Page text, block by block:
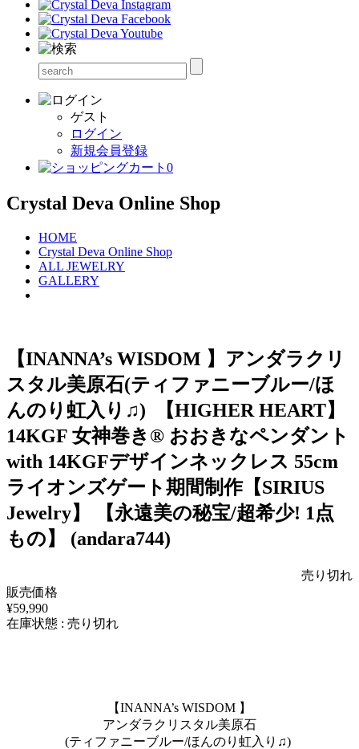
ゲスト
ログイン
新規会員登録
0
Crystal Deva Online Shop
HOME
Crystal Deva Online Shop
ALL JEWELRY
GALLERY
【INANNA’s WISDOM 】アンダラクリ
スタル美原石(ティファニーブルー/ほ
んのり虹入り♫) 【HIGHER HEART】
14KGF 女神巻き® おおきなペンダント
with 14KGFデザインネックレス 55cm
ライオンズゲート期間制作【SIRIUS
Jewelry】 【永遠美の秘宝/超希少! 1点
もの】 (andara744)
売り切れ
販売価格
¥59,990
在庫状態 : 売り切れ
【INANNA’s WISDOM 】
アンダラクリスタル美原石
(ティファニーブルー/ほんのり虹入り♫)